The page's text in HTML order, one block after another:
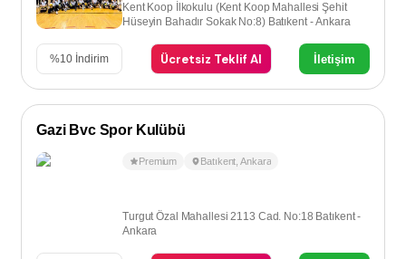
Kent Koop İlkokulu (Kent Koop Mahallesi Şehit
Hüseyin Bahadır Sokak No:8) Batıkent - Ankara
%10 İndirim Ücretsiz Teklif Al İletişim
Gazi Bvc Spor Kulübü
Premium Batıkent ,Ankara
Turgut Özal Mahallesi 2113 Cad. No:18 Batıkent -
Ankara